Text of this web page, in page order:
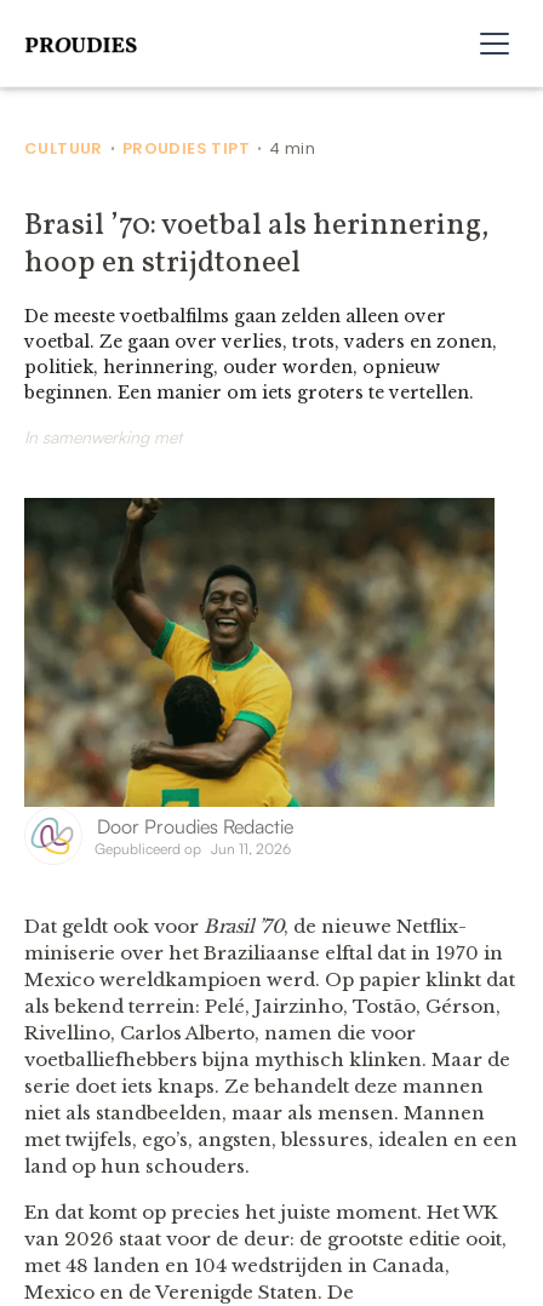
CULTUUR • PROUDIES TIPT • 4 min
Brasil ’70: voetbal als herinnering,
hoop en strijdtoneel
De meeste voetbalfilms gaan zelden alleen over
voetbal. Ze gaan over verlies, trots, vaders en zonen,
politiek, herinnering, ouder worden, opnieuw
beginnen. Een manier om iets groters te vertellen.
In samenwerking met
Door Proudies Redactie
Gepubliceerd op Jun 11, 2026
Dat geldt ook voor Brasil ’70, de nieuwe Netflix-
miniserie over het Braziliaanse elftal dat in 1970 in
Mexico wereldkampioen werd. Op papier klinkt dat
als bekend terrein: Pelé, Jairzinho, Tostão, Gérson,
Rivellino, Carlos Alberto, namen die voor
voetballiefhebbers bijna mythisch klinken. Maar de
serie doet iets knaps. Ze behandelt deze mannen
niet als standbeelden, maar als mensen. Mannen
met twijfels, ego’s, angsten, blessures, idealen en een
land op hun schouders.
En dat komt op precies het juiste moment. Het WK
van 2026 staat voor de deur: de grootste editie ooit,
met 48 landen en 104 wedstrijden in Canada,
Mexico en de Verenigde Staten. De